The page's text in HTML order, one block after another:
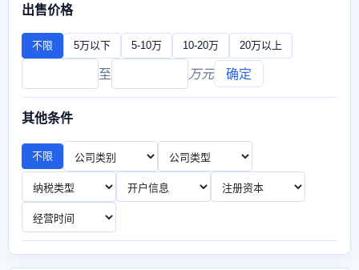
出售价格
不限 5万以下 5-10万 10-20万 20万以上
至 万元 确定
其他条件
不限